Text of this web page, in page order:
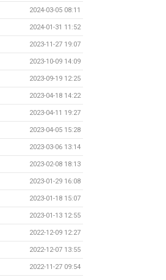
2024-03-05 08:11
2024-01-31 11:52
2023-11-27 19:07
2023-10-09 14:09
2023-09-19 12:25
2023-04-18 14:22
2023-04-11 19:27
2023-04-05 15:28
2023-03-06 13:14
2023-02-08 18:13
2023-01-29 16:08
2023-01-18 15:07
2023-01-13 12:55
2022-12-09 12:27
2022-12-07 13:55
2022-11-27 09:54